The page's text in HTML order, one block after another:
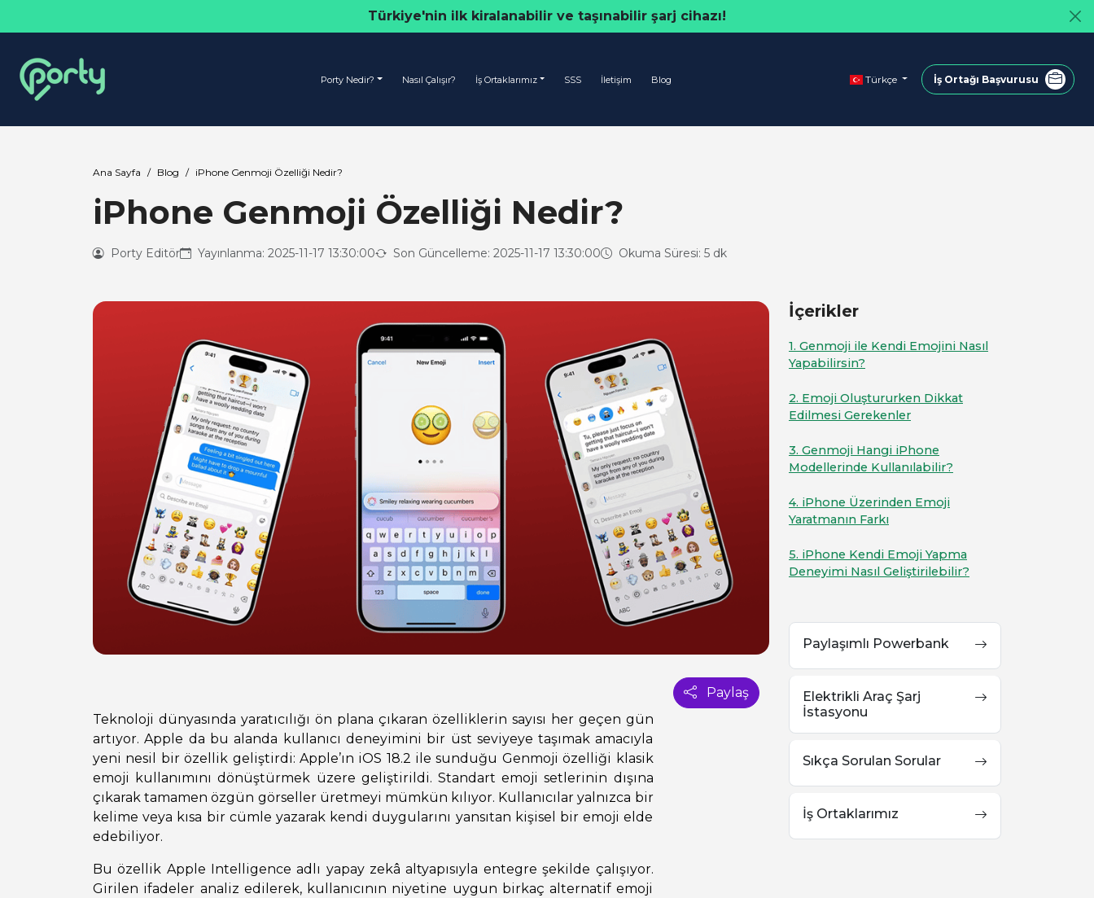
Türkiye'nin ilk kiralanabilir ve taşınabilir şarj cihazı!
Porty Nedir? Nasıl Çalışır? İş Ortaklarımız SSS İletişim Blog Türkçe İş Ortağı Başvurusu
Ana Sayfa Blog iPhone Genmoji Özelliği Nedir?
iPhone Genmoji Özelliği Nedir?
Porty Editör Yayınlanma: 2025-11-17 13:30:00 Son Güncelleme: 2025-11-17 13:30:00 Okuma Süresi: 5 dk
Paylaş
Teknoloji dünyasında yaratıcılığı ön plana çıkaran özelliklerin sayısı her geçen gün
artıyor. Apple da bu alanda kullanıcı deneyimini bir üst seviyeye taşımak amacıyla
yeni nesil bir özellik geliştirdi: Apple’ın iOS 18.2 ile sunduğu Genmoji özelliği klasik
emoji kullanımını dönüştürmek üzere geliştirildi. Standart emoji setlerinin dışına
çıkarak tamamen özgün görseller üretmeyi mümkün kılıyor. Kullanıcılar yalnızca bir
kelime veya kısa bir cümle yazarak kendi duygularını yansıtan kişisel bir emoji elde
edebiliyor.
Bu özellik Apple Intelligence adlı yapay zekâ altyapısıyla entegre şekilde çalışıyor.
Girilen ifadeler analiz edilerek, kullanıcının niyetine uygun birkaç alternatif emoji
İçerikler
1. Genmoji ile Kendi Emojini Nasıl
Yapabilirsin?
2. Emoji Oluştururken Dikkat
Edilmesi Gerekenler
3. Genmoji Hangi iPhone
Modellerinde Kullanılabilir?
4. iPhone Üzerinden Emoji
Yaratmanın Farkı
5. iPhone Kendi Emoji Yapma
Deneyimi Nasıl Geliştirilebilir?
Paylaşımlı Powerbank
Elektrikli Araç Şarj
İstasyonu
Sıkça Sorulan Sorular
İş Ortaklarımız